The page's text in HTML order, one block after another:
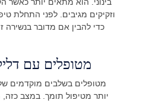
בינוני. הוא מתאים יותר כאשר
וזקיקים מגיבים. לפני התחלת
כדי להבין אם מדובר בנשירה
מטופלים עם
מטופלים בשלבים מוקדמים של
יותר מטיפול תומך. במצב